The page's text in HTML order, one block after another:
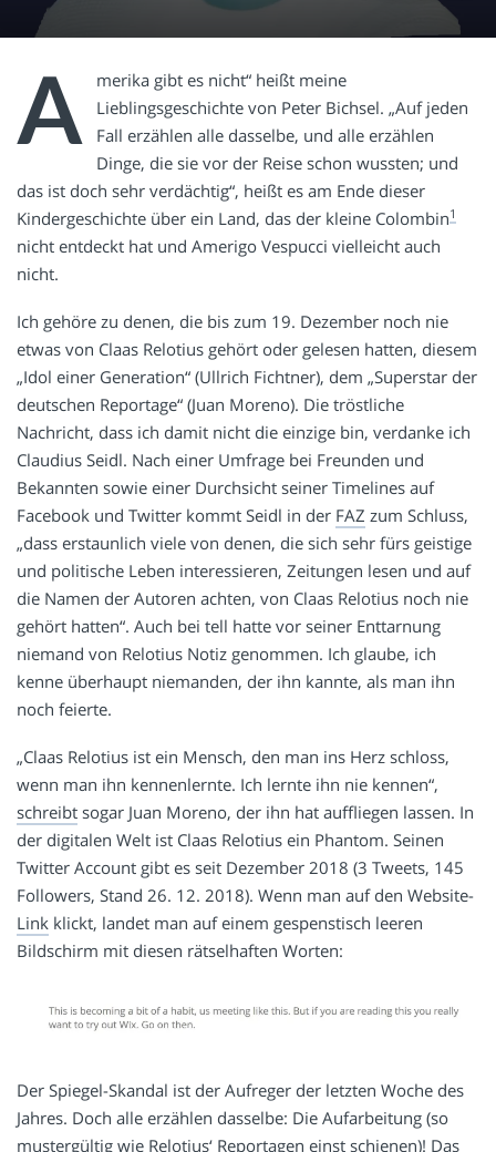
A
merika gibt es nicht“ heißt meine
Lieblingsgeschichte von Peter Bichsel. „Auf jeden
Fall erzählen alle dasselbe, und alle erzählen
Dinge, die sie vor der Reise schon wussten; und
das ist doch sehr verdächtig“, heißt es am Ende dieser
Kindergeschichte über ein Land, das der kleine Colombin1
nicht entdeckt hat und Amerigo Vespucci vielleicht auch
nicht.
Ich gehöre zu denen, die bis zum 19. Dezember noch nie
etwas von Claas Relotius gehört oder gelesen hatten, diesem
„Idol einer Generation“ (Ullrich Fichtner), dem „Superstar der
deutschen Reportage“ (Juan Moreno). Die tröstliche
Nachricht, dass ich damit nicht die einzige bin, verdanke ich
Claudius Seidl. Nach einer Umfrage bei Freunden und
Bekannten sowie einer Durchsicht seiner Timelines auf
Facebook und Twitter kommt Seidl in der FAZ zum Schluss,
„dass erstaunlich viele von denen, die sich sehr fürs geistige
und politische Leben interessieren, Zeitungen lesen und auf
die Namen der Autoren achten, von Claas Relotius noch nie
gehört hatten“. Auch bei tell hatte vor seiner Enttarnung
niemand von Relotius Notiz genommen. Ich glaube, ich
kenne überhaupt niemanden, der ihn kannte, als man ihn
noch feierte.
„Claas Relotius ist ein Mensch, den man ins Herz schloss,
wenn man ihn kennenlernte. Ich lernte ihn nie kennen“,
schreibt sogar Juan Moreno, der ihn hat auffliegen lassen. In
der digitalen Welt ist Claas Relotius ein Phantom. Seinen
Twitter Account gibt es seit Dezember 2018 (3 Tweets, 145
Followers, Stand 26. 12. 2018). Wenn man auf den Website-
Link klickt, landet man auf einem gespenstisch leeren
Bildschirm mit diesen rätselhaften Worten:
Der Spiegel-Skandal ist der Aufreger der letzten Woche des
Jahres. Doch alle erzählen dasselbe: Die Aufarbeitung (so
mustergültig wie Relotius‘ Reportagen einst schienen)! Das